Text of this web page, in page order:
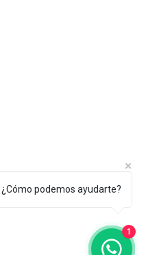
¿Cómo podemos ayudarte?
1